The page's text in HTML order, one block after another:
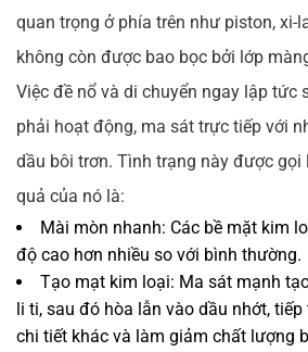
quan trọng ở phía trên như piston, xi-
không còn được bao bọc bởi lớp
Việc đề nổ và di chuyển ngay lập tức
phải hoạt động, ma sát trực tiếp với
dầu bôi trơn. Tình trạng này được gọi
quả của nó là:
Mài mòn nhanh: Các bề mặt kim
độ cao hơn nhiều so với bình thường.
Tạo mạt kim loại: Ma sát mạnh
li ti, sau đó hòa lẫn vào dầu nhớt,
chi tiết khác và làm giảm chất lượng